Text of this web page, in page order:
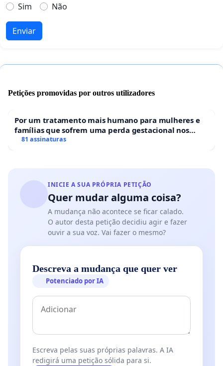
Sim
Não
Enviar
Petições promovidas por outros utilizadores
Por um tratamento mais humano para mulheres e
famílias que sofrem uma perda gestacional nos
hospitais portugueses
81 assinaturas
INICIE A SUA PRÓPRIA PETIÇÃO
Quer mudar alguma coisa?
A mudança não acontece se ficar calado.
O autor desta petição decidiu agir e fazer
ouvir a sua voz. Vai fazer o mesmo?
Descreva a mudança que quer ver
Potenciado por IA
Escreva pelas suas próprias palavras. A IA
redigirá uma petição sólida para si.